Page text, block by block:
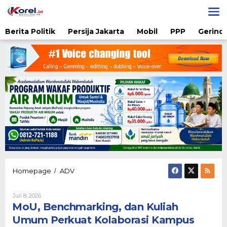
ke
Berita Politik
Persija Jakarta Mobil PPP
Homepage / ADVMoU,
Umum
Perkuat
Kolaborasi
Juli 8, 2026Oleh
Shodiq
Permono
MoU, Benchmarking, dan Kuliah
Umum Perkuat Kolaborasi Kampus